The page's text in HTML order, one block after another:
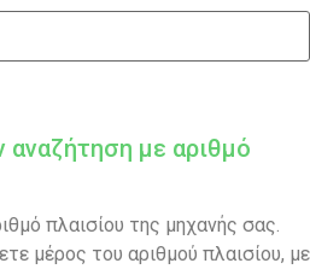
αναζήτηση με αριθμό
πλαισίου της μηχανής σας.
μέρος του αριθμού πλαισίου, με